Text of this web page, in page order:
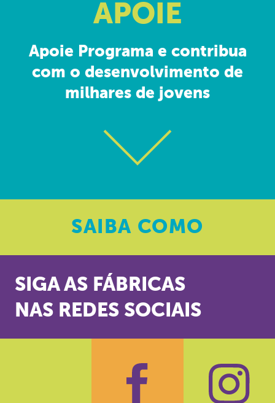
APOIE
Apoie Programa e contribua
com o desenvolvimento de
milhares de jovens
SAIBA COMO
SIGA AS FÁBRICAS
NAS REDES SOCIAIS